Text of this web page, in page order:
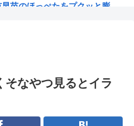
苗のほっぺたをプクッと膨...
る
賛成」www
たから見て
そなやつ見るとイラ